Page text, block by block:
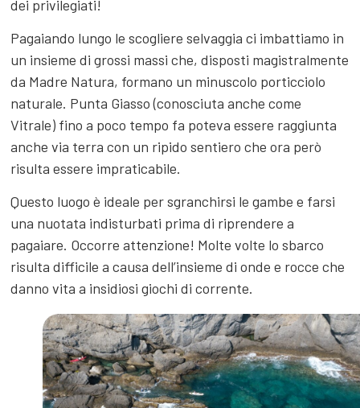
dei privilegiati!
Pagaiando lungo le scogliere selvaggia ci imbattiamo in
un insieme di grossi massi che, disposti magistralmente
da Madre Natura, formano un minuscolo porticciolo
naturale. Punta Giasso (conosciuta anche come
Vitrale) fino a poco tempo fa poteva essere raggiunta
anche via terra con un ripido sentiero che ora però
risulta essere impraticabile.
Questo luogo è ideale per sgranchirsi le gambe e farsi
una nuotata indisturbati prima di riprendere a
pagaiare. Occorre attenzione! Molte volte lo sbarco
risulta difficile a causa dell’insieme di onde e rocce che
danno vita a insidiosi giochi di corrente.